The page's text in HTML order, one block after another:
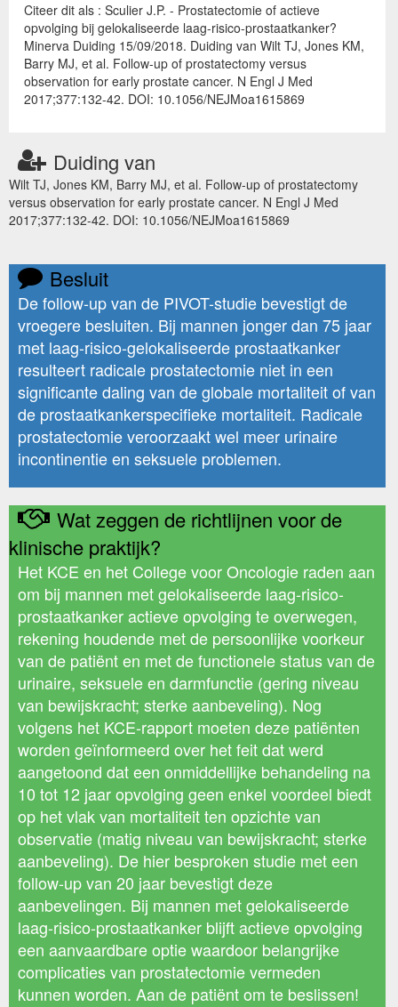
Citeer dit als : Sculier J.P. - Prostatectomie of actieve
opvolging bij gelokaliseerde laag-risico-prostaatkanker?
Minerva Duiding 15/09/2018. Duiding van Wilt TJ, Jones KM,
Barry MJ, et al. Follow-up of prostatectomy versus
observation for early prostate cancer. N Engl J Med
2017;377:132-42. DOI: 10.1056/NEJMoa1615869
Duiding van
Wilt TJ, Jones KM, Barry MJ, et al. Follow-up of prostatectomy
versus observation for early prostate cancer. N Engl J Med
2017;377:132-42. DOI: 10.1056/NEJMoa1615869
Besluit
De follow-up van de PIVOT-studie bevestigt de
vroegere besluiten. Bij mannen jonger dan 75 jaar
met laag-risico-gelokaliseerde prostaatkanker
resulteert radicale prostatectomie niet in een
significante daling van de globale mortaliteit of van
de prostaatkankerspecifieke mortaliteit. Radicale
prostatectomie veroorzaakt wel meer urinaire
incontinentie en seksuele problemen.
Wat zeggen de richtlijnen voor de
klinische praktijk?
Het KCE en het College voor Oncologie raden aan
om bij mannen met gelokaliseerde laag-risico-
prostaatkanker actieve opvolging te overwegen,
rekening houdende met de persoonlijke voorkeur
van de patiënt en met de functionele status van de
urinaire, seksuele en darmfunctie (gering niveau
van bewijskracht; sterke aanbeveling). Nog
volgens het KCE-rapport moeten deze patiënten
worden geïnformeerd over het feit dat werd
aangetoond dat een onmiddellijke behandeling na
10 tot 12 jaar opvolging geen enkel voordeel biedt
op het vlak van mortaliteit ten opzichte van
observatie (matig niveau van bewijskracht; sterke
aanbeveling). De hier besproken studie met een
follow-up van 20 jaar bevestigt deze
aanbevelingen. Bij mannen met gelokaliseerde
laag-risico-prostaatkanker blijft actieve opvolging
een aanvaardbare optie waardoor belangrijke
complicaties van prostatectomie vermeden
kunnen worden. Aan de patiënt om te beslissen!